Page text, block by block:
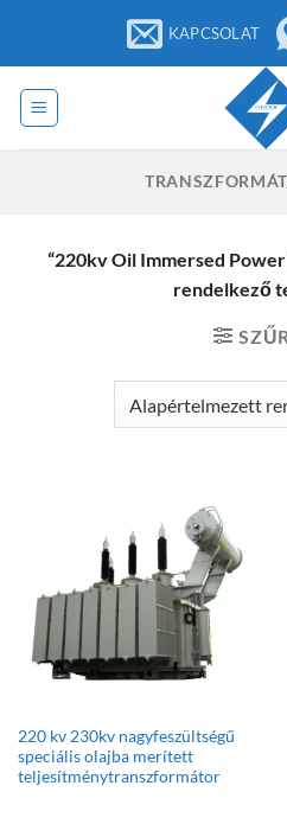
tartalomra
KAPCSOLAT
“220kv Oil Immersed
rendelkező
220 kv 230kv nagyfeszültségű
speciális olajba merített
teljesítménytranszformátor